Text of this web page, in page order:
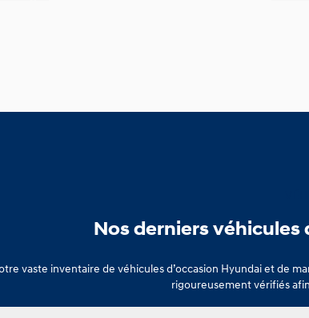
Nos derniers véhicules
vaste inventaire de véhicules d’occasion Hyundai et de
rigoureusement vérifiés